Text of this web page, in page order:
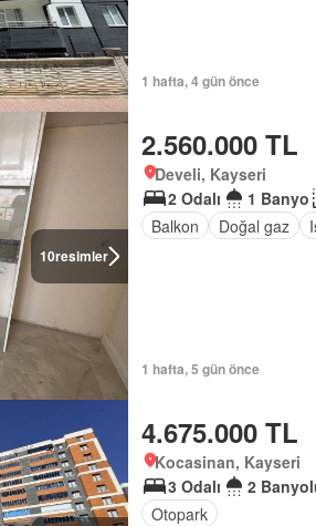
1 hafta, 4 gün önce
10resimler
2.560.000 TL
Develi, Kayseri
2 Odalı
1 Banyo
Balkon
Doğal gaz
1 hafta, 5 gün önce
4.675.000 TL
Kocasinan, Kayseri
3 Odalı
2
Otopark